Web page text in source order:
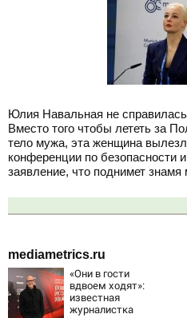
Юлия Навальная не
Вместо того чтобы лететь за
тело мужа, эта женщина
конференции по безопасности
заявление, что поднимет знамя
mediametrics.ru
«Они в гости
вдвоем ходят»:
известная
журналистка